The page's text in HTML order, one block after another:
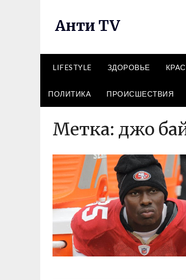
Анти TV
LIFESTYLE ЗДОРОВЬЕ
ПОЛИТИКА ПРОИСШЕСТВИЯ
Метка: джо